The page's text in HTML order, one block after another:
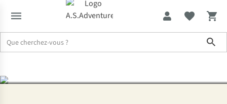
corde d’escalade à veste
thermique